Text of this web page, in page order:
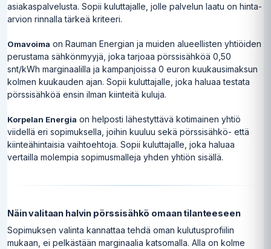
asiakaspalvelusta. Sopii kuluttajalle, jolle palvelun laatu on hinta-
arvion rinnalla tärkeä kriteeri.
Omavoima on Rauman Energian ja muiden alueellisten yhtiöiden
perustama sähkönmyyjä, joka tarjoaa pörssisähköä 0,50
snt/kWh marginaalilla ja kampanjoissa 0 euron kuukausimaksun
kolmen kuukauden ajan. Sopii kuluttajalle, joka haluaa testata
pörssisähköä ensin ilman kiinteitä kuluja.
Korpelan Energia on helposti lähestyttävä kotimainen yhtiö
viidellä eri sopimuksella, joihin kuuluu sekä pörssisähkö- että
kiinteähintaisia vaihtoehtoja. Sopii kuluttajalle, joka haluaa
vertailla molempia sopimusmalleja yhden yhtiön sisällä.
Näin valitaan halvin pörssisähkö omaan tilanteeseen
Sopimuksen valinta kannattaa tehdä oman kulutusprofiilin
mukaan, ei pelkästään marginaalia katsomalla. Alla on kolme